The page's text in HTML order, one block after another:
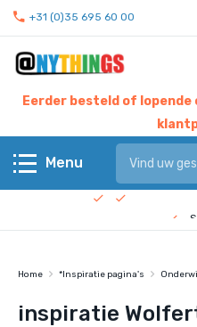
+31 (0)35 695 60 00
Eerder besteld of
Menu
Anythings KERN
Anythings OVERIG
Hier
Home *Inspiratie pagina's
inspiratie